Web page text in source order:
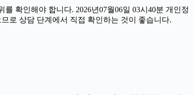
확인해야 합니다. 2026년07월06일 03시40분 개인정
로 상담 단계에서 직접 확인하는 것이 좋습니다.